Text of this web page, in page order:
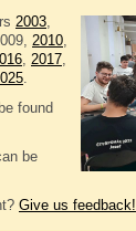
2003,
2010,
, 2017,
.
found
be
Give us feedback!